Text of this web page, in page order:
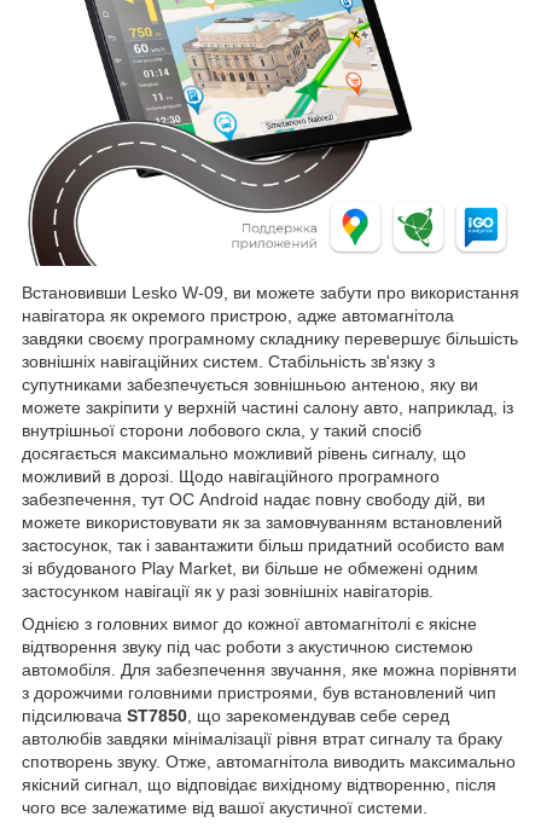
Встановивши Lesko W-09, ви можете забути про використання
навігатора як окремого пристрою, адже автомагнітола
завдяки своєму програмному складнику перевершує більшість
зовнішніх навігаційних систем. Стабільність зв'язку з
супутниками забезпечується зовнішньою антеною, яку ви
можете закріпити у верхній частині салону авто, наприклад, із
внутрішньої сторони лобового скла, у такий спосіб
досягається максимально можливий рівень сигналу, що
можливий в дорозі. Щодо навігаційного програмного
забезпечення, тут ОС Android надає повну свободу дій, ви
можете використовувати як за замовчуванням встановлений
застосунок, так і завантажити більш придатний особисто вам
зі вбудованого Play Market, ви більше не обмежені одним
застосунком навігації як у разі зовнішніх навігаторів.
Однією з головних вимог до кожної автомагнітолі є якісне
відтворення звуку під час роботи з акустичною системою
автомобіля. Для забезпечення звучання, яке можна порівняти
з дорожчими головними пристроями, був встановлений чип
підсилювача ST7850 , що зарекомендував себе серед
автолюбів завдяки мінімалізації рівня втрат сигналу та браку
спотворень звуку. Отже, автомагнітола виводить максимально
якісний сигнал, що відповідає вихідному відтворенню, після
чого все залежатиме від вашої акустичної системи.